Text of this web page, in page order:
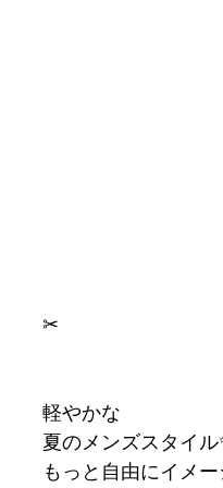
✂︎
軽やかな
夏のメンズスタイル
もっと自由にイメ